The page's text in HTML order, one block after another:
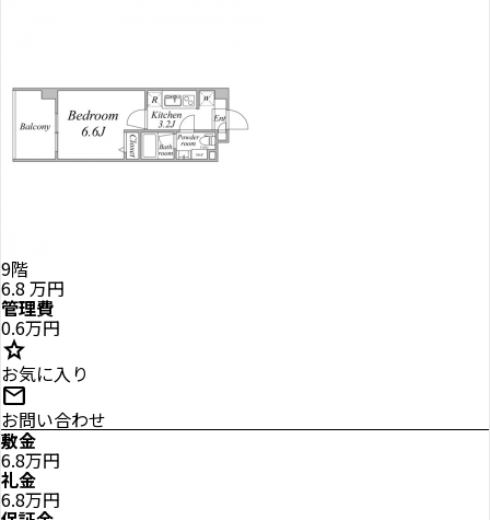
9階
6.8 万円
管理費
0.6万円
star
お気に入り
mail
お問い合わせ
敷金
6.8万円
礼金
6.8万円